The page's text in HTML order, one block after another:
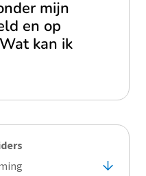
mijn
en op
kan ik